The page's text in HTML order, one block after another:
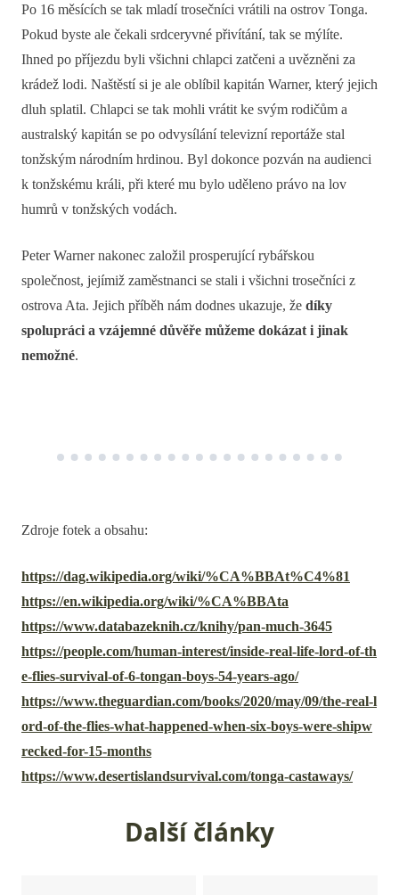
Po 16 měsících se tak mladí trosečníci vrátili na ostrov Tonga.
Pokud byste ale čekali srdceryvné přivítání, tak se mýlíte.
Ihned po příjezdu byli všichni chlapci zatčeni a uvězněni za
krádež lodi. Naštěstí si je ale oblíbil kapitán Warner, který jejich
dluh splatil. Chlapci se tak mohli vrátit ke svým rodičům a
australský kapitán se po odvysílání televizní reportáže stal
tonžským národním hrdinou. Byl dokonce pozván na audienci
k tonžskému králi, při které mu bylo uděleno právo na lov
humrů v tonžských vodách.
Peter Warner nakonec založil prosperující rybářskou
společnost, jejímiž zaměstnanci se stali i všichni trosečníci z
ostrova Ata. Jejich příběh nám dodnes ukazuje, že díky
spolupráci a vzájemné důvěře můžeme dokázat i jinak
nemožné.
Zdroje fotek a obsahu:
https://dag.wikipedia.org/wiki/%CA%BBAt%C4%81
https://en.wikipedia.org/wiki/%CA%BBAta
https://www.databazeknih.cz/knihy/pan-much-3645
https://people.com/human-interest/inside-real-life-lord-of-th
e-flies-survival-of-6-tongan-boys-54-years-ago/
https://www.theguardian.com/books/2020/may/09/the-real-l
ord-of-the-flies-what-happened-when-six-boys-were-shipw
recked-for-15-months
https://www.desertislandsurvival.com/tonga-castaways/
Další články